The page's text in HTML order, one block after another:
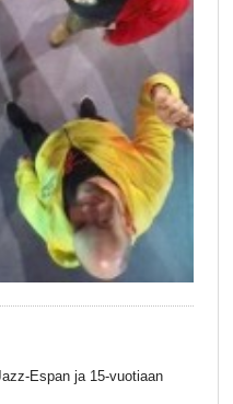
Espan ja 15-vuotiaan